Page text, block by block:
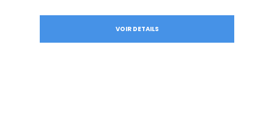
VOIR DETAILS